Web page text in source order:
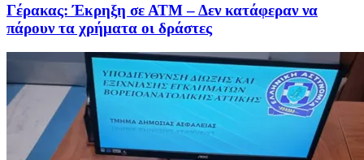
Γέρακας: Έκρηξη σε ΑΤΜ – Δεν κατάφεραν να
πάρουν τα χρήματα οι δράστες